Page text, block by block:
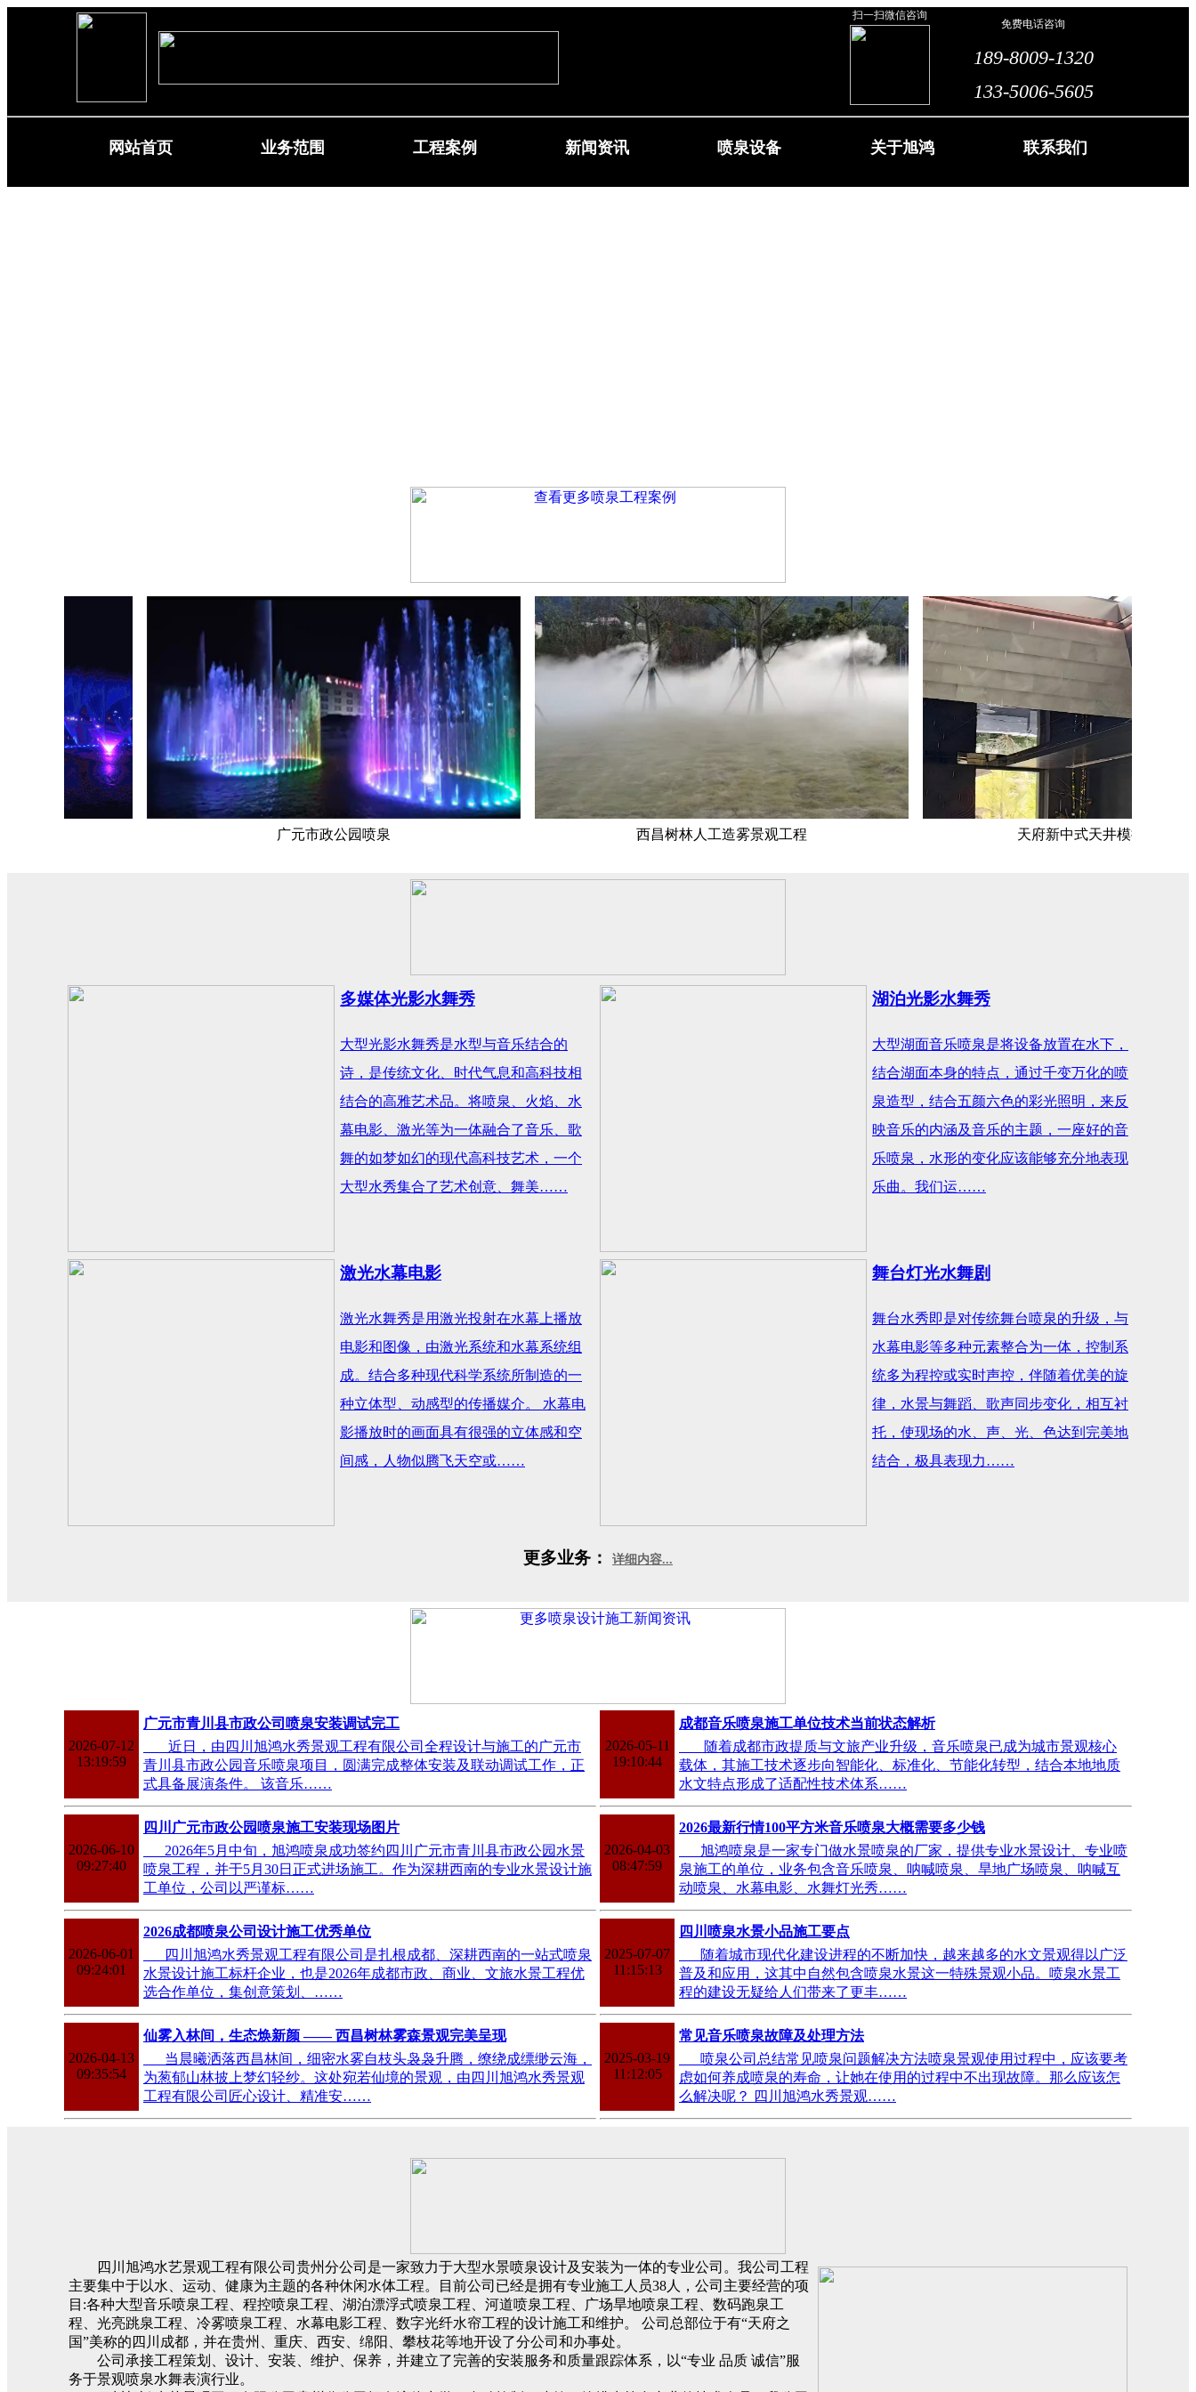
扫一扫微信咨询
免费电话咨询
189-8009-1320
133-5006-5605
网站首页 业务范围 工程案例 新闻资讯 喷泉设备 关于旭鸿 联系我们
广元市政公园喷泉 西昌树林人工造雾景观工程 天府新中式天井模拟雨水系统
多媒体光影水舞秀
大型光影水舞秀是水型与音乐结合的
诗，是传统文化、时代气息和高科技相
结合的高雅艺术品。将喷泉、火焰、水
幕电影、激光等为一体融合了音乐、歌
舞的如梦如幻的现代高科技艺术，一个
大型水秀集合了艺术创意、舞美……
湖泊光影水舞秀
大型湖面音乐喷泉是将设备放置在水下，
结合湖面本身的特点，通过千变万化的喷
泉造型，结合五颜六色的彩光照明，来反
映音乐的内涵及音乐的主题，一座好的音
乐喷泉，水形的变化应该能够充分地表现
乐曲。我们运……
激光水幕电影
激光水舞秀是用激光投射在水幕上播放
电影和图像，由激光系统和水幕系统组
成。结合多种现代科学系统所制造的一
种立体型、动感型的传播媒介。 水幕电
影播放时的画面具有很强的立体感和空
间感，人物似腾飞天空或……
舞台灯光水舞剧
舞台水秀即是对传统舞台喷泉的升级，与
水幕电影等多种元素整合为一体，控制系
统多为程控或实时声控，伴随着优美的旋
律，水景与舞蹈、歌声同步变化，相互衬
托，使现场的水、声、光、色达到完美地
结合，极具表现力……
更多业务： 详细内容...
2026-07-12
13:19:59
广元市青川县市政公司喷泉安装调试完工
近日，由四川旭鸿水秀景观工程有限公司全程设计与施工的广元市
青川县市政公园音乐喷泉项目，圆满完成整体安装及联动调试工作，正
式具备展演条件。 该音乐……
2026-06-10
09:27:40
四川广元市政公园喷泉施工安装现场图片
2026年5月中旬，旭鸿喷泉成功签约四川广元市青川县市政公园水景
喷泉工程，并于5月30日正式进场施工。作为深耕西南的专业水景设计施
工单位，公司以严谨标……
2026-06-01
09:24:01
2026成都喷泉公司设计施工优秀单位
四川旭鸿水秀景观工程有限公司是扎根成都、深耕西南的一站式喷泉
水景设计施工标杆企业，也是2026年成都市政、商业、文旅水景工程优
选合作单位，集创意策划、……
2026-04-13
09:35:54
仙雾入林间，生态焕新颜 —— 西昌树林雾森景观完美呈现
当晨曦洒落西昌林间，细密水雾自枝头袅袅升腾，缭绕成缥缈云海，
为葱郁山林披上梦幻轻纱。这处宛若仙境的景观，由四川旭鸿水秀景观
工程有限公司匠心设计、精准安……
2026-05-11
19:10:44
成都音乐喷泉施工单位技术当前状态解析
随着成都市政提质与文旅产业升级，音乐喷泉已成为城市景观核心
载体，其施工技术逐步向智能化、标准化、节能化转型，结合本地地质
水文特点形成了适配性技术体系……
2026-04-03
08:47:59
2026最新行情100平方米音乐喷泉大概需要多少钱
旭鸿喷泉是一家专门做水景喷泉的厂家，提供专业水景设计、专业喷
泉施工的单位，业务包含音乐喷泉、呐喊喷泉、旱地广场喷泉、呐喊互
动喷泉、水幕电影、水舞灯光秀……
2025-07-07
11:15:13
四川喷泉水景小品施工要点
随着城市现代化建设进程的不断加快，越来越多的水文景观得以广泛
普及和应用，这其中自然包含喷泉水景这一特殊景观小品。喷泉水景工
程的建设无疑给人们带来了更丰……
2025-03-19
11:12:05
常见音乐喷泉故障及处理方法
喷泉公司总结常见喷泉问题解决方法喷泉景观使用过程中，应该要考
虑如何养成喷泉的寿命，让她在使用的过程中不出现故障。那么应该怎
么解决呢？ 四川旭鸿水秀景观……
四川旭鸿水艺景观工程有限公司贵州分公司是一家致力于大型水景喷泉设计及安装为一体的专业公司。我公司工程
主要集中于以水、运动、健康为主题的各种休闲水体工程。目前公司已经是拥有专业施工人员38人，公司主要经营的项
目:各种大型音乐喷泉工程、程控喷泉工程、湖泊漂浮式喷泉工程、河道喷泉工程、广场旱地喷泉工程、数码跑泉工
程、光亮跳泉工程、冷雾喷泉工程、水幕电影工程、数字光纤水帘工程的设计施工和维护。 公司总部位于有“天府之
国”美称的四川成都，并在贵州、重庆、西安、绵阳、攀枝花等地开设了分公司和办事处。
公司承接工程策划、设计、安装、维护、保养，并建立了完善的安装服务和质量跟踪体系，以“专业 品质 诚信”服
务于景观喷泉水舞表演行业。